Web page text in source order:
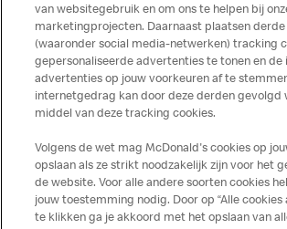
producten kunnen sporen bevatten van
ingrediënten. McDonald’s streeft er naar
voedingswaarde- en allergeneninformatie
te houden. De verstrekte informatie is
toepassing op de in Nederland verkochte
meer informatie over voedingswaarden en
op de McDonald's website of in de
Publicatiefouten voorbehouden.
van websitegebruik en om ons te helpen bij
marketingprojecten. Daarnaast plaatsen
(waaronder social media-netwerken) tracking
gepersonaliseerde advertenties te tonen en de
advertenties op jouw voorkeuren af te
internetgedrag kan door deze derden gevolgd
middel van deze tracking cookies.
Volgens de wet mag McDonald's cookies op
opslaan als ze strikt noodzakelijk zijn voor het
de website. Voor alle andere soorten cookies
jouw toestemming nodig. Door op “Alle cookies
te klikken ga je akkoord met het opslaan van